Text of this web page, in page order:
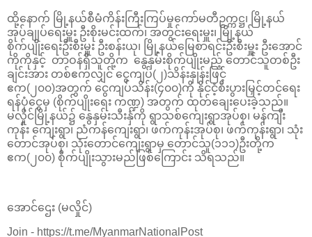
ထို့နောက် မြို့နယ်စီမံကိန်းကြီးကြပ်မှုကော်မတီဥက္ကဋ္ဌ၊ မြို့နယ်
အုပ်ချုပ်ရေးမှူး ဦးစိုးမင်းထက်၊ အတွင်းရေးမှူး၊ မြို့နယ်
စိုက်ပျိုးရေးဦးစီးမှူး ဦးစန်းယု၊ မြို့နယ်မြေစာရင်းဦးစီးမှူး ဦးအောင်
ကိုကိုနှင့် တာဝန်ရှိသူတို့က နွေနှမ်းစိုက်ပျိုးမည့် တောင်သူတစ်ဦး
ချင်းအား တစ်ဧကလျှင် ငွေကျပ်(၂)သိန်းနှုန်းဖြင့်
ဧက(၂၀၀)အတွက် ငွေကျပ်သိန်း(၄၀၀)ကို နိုင်ငံ့စီးပွားမြှင့်တင်ရေး
ရန်ပုံငွေမှ (စိုက်ပျိုးရေး ကဏ္ဍ) အတွက် ထုတ်ချေးပေးခဲ့သည်။
မလှိုင်မြို့နယ်၌ နွေနှမ်းသီးနှံကို ရွာသစ်ကျေးရွာအုပ်စု၊ မန်ကျီး
ကုန်း ကျေးရွာ၊ ညံကန်ကျေးရွာ၊ ဖက်ကုန်းအုပ်စု၊ ဖက်ကုန်းရွာ၊ သုံး
တောင်အုပ်စု၊ သုံးတောင်ကျေးရွာမှ တောင်သူ(၁၁၁)ဦးတို့က
ဧက(၂၀၀) စိုက်ပျိုးသွားမည်ဖြစ်ကြောင်း သိရသည်။
အောင်ဌေး (မလှိုင်)
Join - https://t.me/MyanmarNationalPost